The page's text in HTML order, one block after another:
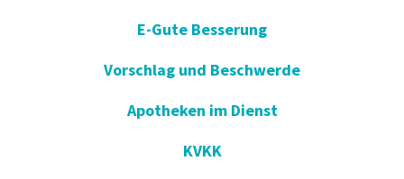
E-Gute Besserung
Vorschlag und Beschwerde
Apotheken im Dienst
KVKK